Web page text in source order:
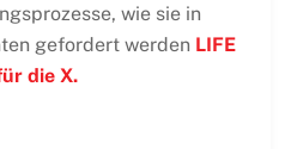
wie sie in
gefordert werden LIFE
die X.